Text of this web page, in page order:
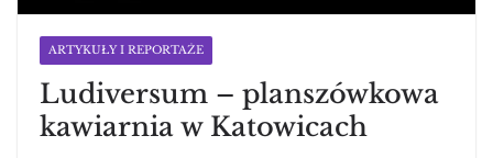
ARTYKUŁY I REPORTAŻE
Ludiversum – planszówkowa
kawiarnia w Katowicach